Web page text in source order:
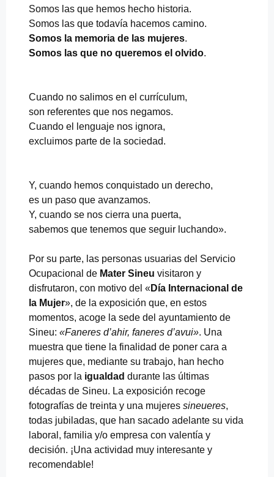
Somos las que hemos hecho historia.
Somos las que todavía hacemos camino.
Somos la memoria de las mujeres.
Somos las que no queremos el olvido.
Cuando no salimos en el currículum,
son referentes que nos negamos.
Cuando el lenguaje nos ignora,
excluimos parte de la sociedad.
Y, cuando hemos conquistado un derecho,
es un paso que avanzamos.
Y, cuando se nos cierra una puerta,
sabemos que tenemos que seguir luchando».
Por su parte, las personas usuarias del Servicio
Ocupacional de Mater Sineu visitaron y
disfrutaron, con motivo del «Día Internacional de
la Mujer», de la exposición que, en estos
momentos, acoge la sede del ayuntamiento de
Sineu: «Faneres d’ahir, faneres d’avui». Una
muestra que tiene la finalidad de poner cara a
mujeres que, mediante su trabajo, han hecho
pasos por la igualdad durante las últimas
décadas de Sineu. La exposición recoge
fotografías de treinta y una mujeres sineueres,
todas jubiladas, que han sacado adelante su vida
laboral, familia y/o empresa con valentía y
decisión. ¡Una actividad muy interesante y
recomendable!